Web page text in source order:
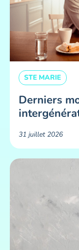
STE MARIE
Derniers
31 juillet 2026